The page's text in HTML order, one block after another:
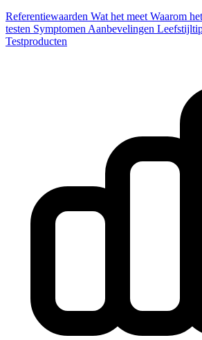
Referentiewaarden Wat het meet Waarom
testen Symptomen Aanbevelingen
Testproducten